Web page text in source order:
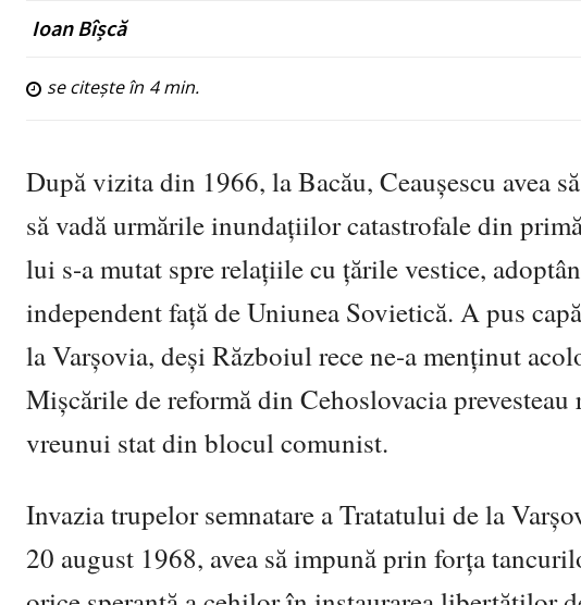
Ioan Bîșcă
se citește în 4min.
După vizita din 1966, la Bacău, Ceaușescu avea
să vadă urmările inundațiilor catastrofale din
lui s-a mutat spre relațiile cu țările vestice,
independent față de Uniunea Sovietică. A pus
la Varșovia, deși Războiul rece ne-a menținut
Mișcările de reformă din Cehoslovacia
vreunui stat din blocul comunist.
Invazia trupelor semnatare a Tratatului de la
20 august 1968, avea să impună prin forța